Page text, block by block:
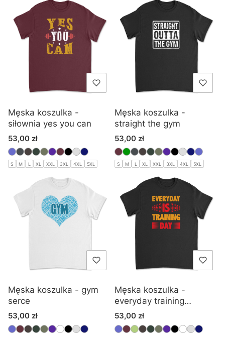
Męska koszulka -
siłownia yes you can
Cena
53,00 zł
S M L XL XXL 3XL 4XL 5XL
Męska koszulka -
straight the gym
Cena
53,00 zł
S M L XL XXL 3XL 4XL 5XL
Męska koszulka - gym
serce
Cena
53,00 zł
Męska koszulka -
everyday training
siłownia
Cena
53,00 zł